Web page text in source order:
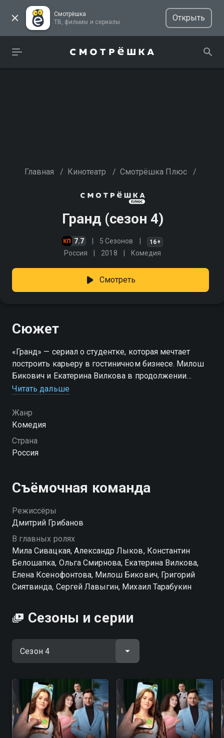
Смотрёшка
ТВ, фильмы и сериалы
Открыть
Главная / Кинотеатр / Смотрёшка Плюс /
Гранд (сезон 4)
7.7 5 Сезонов 16+
Россия 2018 Комедия
Смотреть
Сюжет
«Гранд» — сериал о студентке, которая мечтает
построить карьеру в гостиничном бизнесе. Милош
Бикович и Екатерина Вилкова в продолжении
ситкома «Отель Элеон». Новым владельцем
Глебович, который меняет прежнее название на
«Гранд». Тем временем в столицу из Барнаула
прилетает амбициозная студентка Ксения
Завгородняя, которая хочет стать управляющей в
работает там инженером. Однако связи не
помогают, а череду хитрых обманов авантюристки
мгновенно разоблачают. Теперь у Ксюши остается
только один шанс получить работу...
Посмотреть онлайн 4 сезон сериала Гранд вы
можете совершенно бесплатно в хорошем HD
качестве на Смотрёшке
Читать дальше
Жанр
Комедия
Страна
Россия
Съёмочная команда
Режиссёры
Дмитрий Грибанов
В главных ролях
Мила Сивацкая, Александр Лыков, Константин
Белошапка, Ольга Смирнова, Екатерина Вилкова,
Елена Ксенофонтова, Милош Бикович, Григорий
Сиятвинда, Сергей Лавыгин, Михаил Тарабукин
Сезоны и серии